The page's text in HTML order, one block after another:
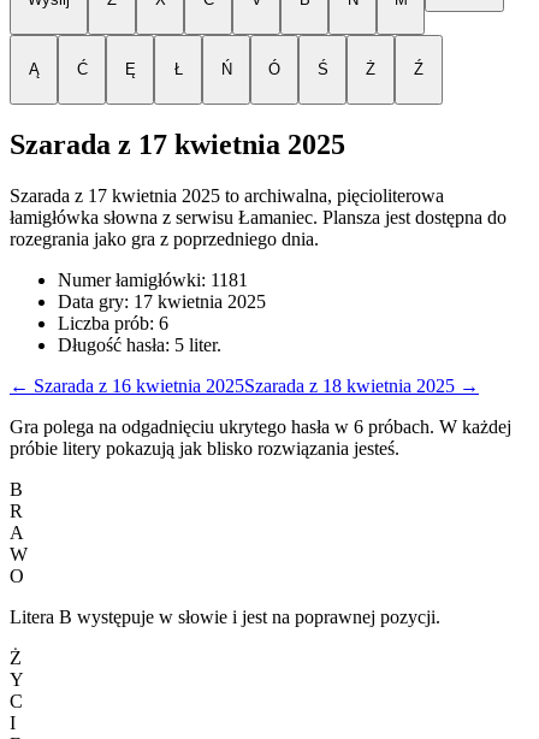
Ą Ć Ę Ł Ń Ó Ś Ż Ź
Szarada z 17 kwietnia 2025
Szarada z 17 kwietnia 2025 to archiwalna, pięcioliterowa
łamigłówka słowna z serwisu Łamaniec. Plansza jest dostępna do
rozegrania jako gra z poprzedniego dnia.
Numer łamigłówki: 1181
Data gry: 17 kwietnia 2025
Liczba prób: 6
Długość hasła: 5 liter.
← Szarada z 16 kwietnia 2025Szarada z 18 kwietnia 2025 →
Gra polega na odgadnięciu ukrytego hasła w 6 próbach. W każdej
próbie litery pokazują jak blisko rozwiązania jesteś.
B
R
A
W
O
Litera B występuje w słowie i jest na poprawnej pozycji.
Ż
Y
C
I